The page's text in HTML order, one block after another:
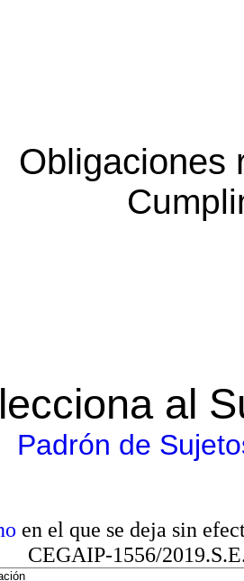
Obligaciones
al
Padrón de
en el que se deja sin
CEGAIP-1556/